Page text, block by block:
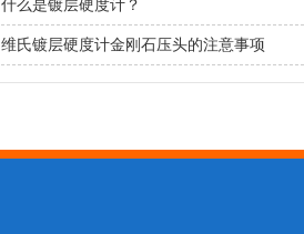
什么是镀层硬度计？
维氏镀层硬度计金刚石压头的注意事项